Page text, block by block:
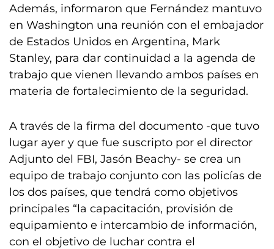
Además, informaron que Fernández mantuvo
en Washington una reunión con el embajador
de Estados Unidos en Argentina, Mark
Stanley, para dar continuidad a la agenda de
trabajo que vienen llevando ambos países en
materia de fortalecimiento de la seguridad.
A través de la firma del documento -que tuvo
lugar ayer y que fue suscripto por el director
Adjunto del FBI, Jasón Beachy- se crea un
equipo de trabajo conjunto con las policías de
los dos países, que tendrá como objetivos
principales “la capacitación, provisión de
equipamiento e intercambio de información,
con el objetivo de luchar contra el